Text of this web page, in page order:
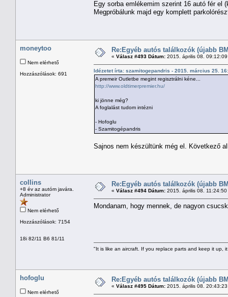
Egy sorba emlékemim szerint 16 autó fér el
Megpróbálunk majd egy komplett
moneytoo
Nem elérhető
Hozzászólások: 691
Re:Egyéb autós találkozók (újabb
« Válasz #493 Dátum: 2015. április 08.
Idézetet írta: szamitogepandris - 2015. március 25.
A premeir Outletbe megint regisztrálni kéne...
http://www.oldtimerpremier.hu/
ki jönne még?
A foglalást tudom intézni
- Hofoglu
- Szamitogépandris
Sajnos nem készültünk még el. Következő
collins
+8 év az autóm javára.
Administrator
Nem elérhető
Hozzászólások: 7154
18i 82/11 B6 81/11
Re:Egyéb autós találkozók (újabb
« Válasz #494 Dátum: 2015. április 08. 11:24:50
Mondanam, hogy mennek, de nagyon
"It is like an aircraft. If you replace parts and keep it up,
hofoglu
Nem elérhető
Re:Egyéb autós találkozók (újabb
« Válasz #495 Dátum: 2015. április 08.